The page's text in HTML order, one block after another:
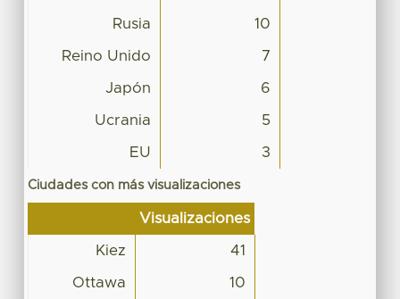
Rusia 10
Reino Unido 7
Japón 6
Ucrania 5
EU 3
Ciudades con más visualizaciones
Visualizaciones
Kiez 41
Ottawa 10